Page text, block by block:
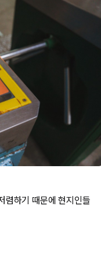
렴하기 때문에 현지인들